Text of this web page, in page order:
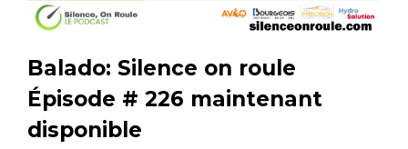
Balado: Silence on roule
Épisode # 226 maintenant
disponible